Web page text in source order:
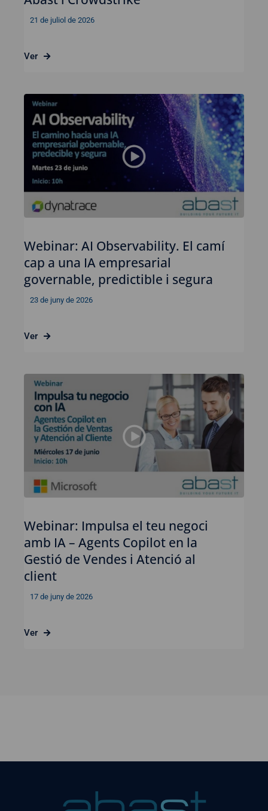
21 de juliol de 2026
Ver
Webinar: AI Observability. El camí
cap a una IA empresarial
governable, predictible i segura
23 de juny de 2026
Ver
Webinar: Impulsa el teu negoci
amb IA – Agents Copilot en la
Gestió de Vendes i Atenció al
client
17 de juny de 2026
Ver